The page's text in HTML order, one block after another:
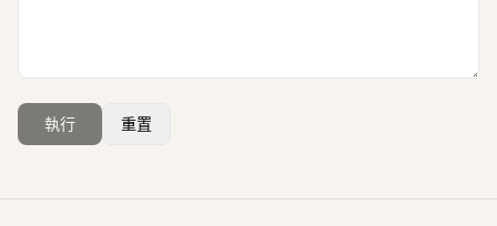
執行 重置